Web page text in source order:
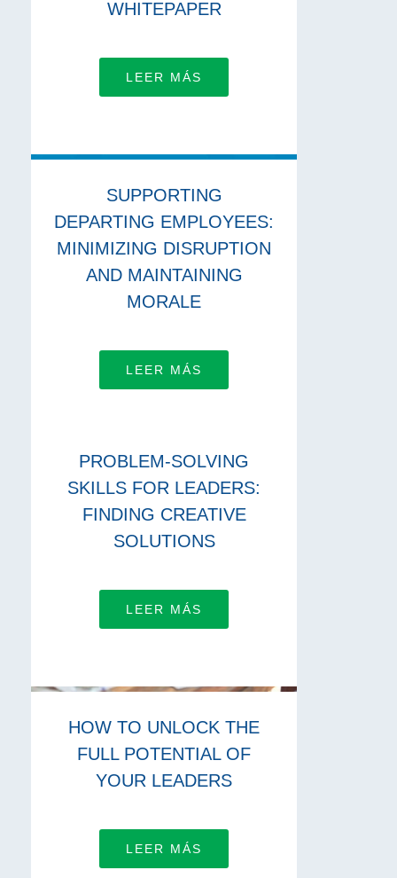
WHITEPAPER
LEER MÁS
SUPPORTING
DEPARTING EMPLOYEES:
MINIMIZING DISRUPTION
AND MAINTAINING
MORALE
LEER MÁS
PROBLEM-SOLVING
SKILLS FOR LEADERS:
FINDING CREATIVE
SOLUTIONS
LEER MÁS
HOW TO UNLOCK THE
FULL POTENTIAL OF
YOUR LEADERS
LEER MÁS